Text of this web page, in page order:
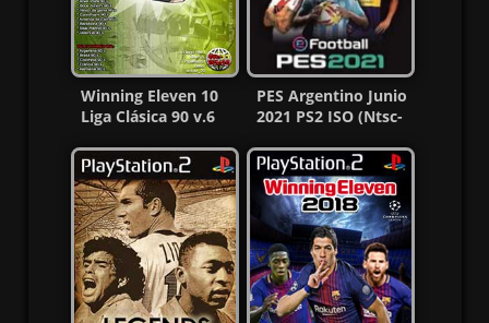
Winning Eleven 10
Liga Clásica 90 v.6
Esp
PES Argentino Junio
2021 PS2 ISO (Ntsc-